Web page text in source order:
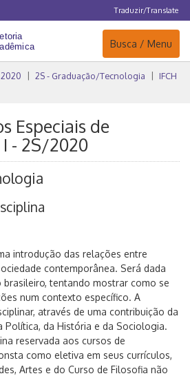
Traduzir/Translate
Navegação
Busca / Menu
2020 2S - Graduação/Tecnologia
IFCH
Especiais de
- 2S/2020
introdução das relações entre
contemporânea. Será dada
brasileiro, tentando mostrar como se
num contexto específico. A
através de uma contribuição da
Política, da História e da Sociologia.
reservada aos cursos de
como eletiva em seus currículos,
Artes e do Curso de Filosofia não